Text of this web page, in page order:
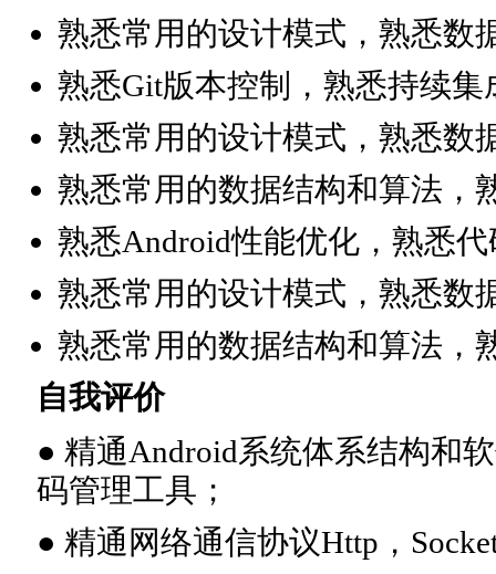
熟悉常用的设计模式，熟悉数
熟悉Git版本控制，熟悉持续集
熟悉常用的设计模式，熟悉数
熟悉常用的数据结构和算法，
熟悉Android性能优化，熟悉
熟悉常用的设计模式，熟悉数
熟悉常用的数据结构和算法，
自我评价
● 精通Android系统体系结构和
码管理工具；
● 精通网络通信协议Http，